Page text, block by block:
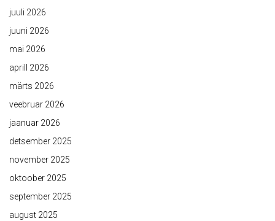
juuli 2026
juuni 2026
mai 2026
aprill 2026
märts 2026
veebruar 2026
jaanuar 2026
detsember 2025
november 2025
oktoober 2025
september 2025
august 2025